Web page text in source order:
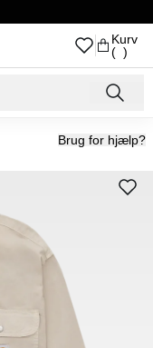
Kurv
( )
Brug for hjælp?